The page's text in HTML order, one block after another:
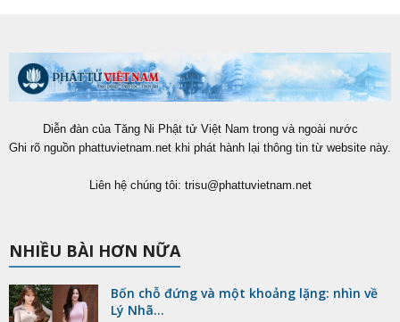
Diễn đàn của Tăng Ni Phật tử Việt Nam trong và ngoài nước
Ghi rõ nguồn phattuvietnam.net khi phát hành lại thông tin từ website này.
Liên hệ chúng tôi: trisu@phattuvietnam.net
NHIỀU BÀI HƠN NỮA
Bốn chỗ đứng và một khoảng lặng: nhìn về
Lý Nhã...